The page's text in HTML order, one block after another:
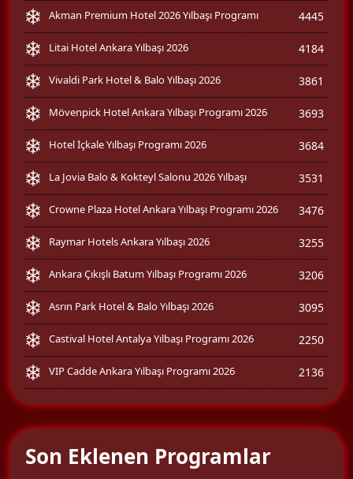
Akman Premium Hotel 2026 Yılbaşı Programı 4445
Litai Hotel Ankara Yılbaşı 2026 4184
Vivaldi Park Hotel & Balo Yılbaşı 2026 3861
Mövenpick Hotel Ankara Yılbaşı Programı 2026 3693
Hotel İçkale Yılbaşı Programı 2026 3684
La Jovia Balo & Kokteyl Salonu 2026 Yılbaşı 3531
Crowne Plaza Hotel Ankara Yılbaşı Programı 2026 3476
Raymar Hotels Ankara Yılbaşı 2026 3255
Ankara Çıkışlı Batum Yılbaşı Programı 2026 3206
Asrın Park Hotel & Balo Yılbaşı 2026 3095
Castival Hotel Antalya Yılbaşı Programı 2026 2250
VIP Cadde Ankara Yılbaşı Programı 2026 2136
Son Eklenen Programlar